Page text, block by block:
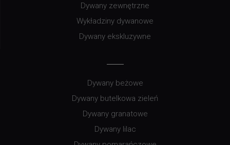
Dywany zewnętrzne
Wykładziny dywanowe
Dywany ekskluzywne
Dywany beżowe
Dywany butelkowa zieleń
Dywany granatowe
Dywany lilac